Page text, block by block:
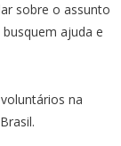
sobre o assunto
ajuda e
na